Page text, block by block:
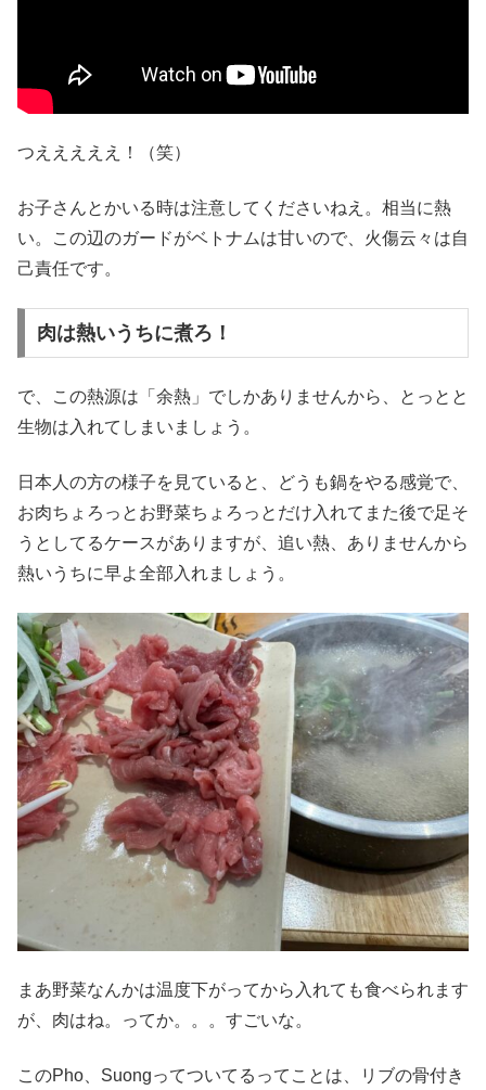
つえええええ！（笑）
お子さんとかいる時は注意してくださいねえ。相当に熱
い。この辺のガードがベトナムは甘いので、火傷云々は自
己責任です。
肉は熱いうちに煮ろ！
で、この熱源は「余熱」でしかありませんから、とっとと
生物は入れてしまいましょう。
日本人の方の様子を見ていると、どうも鍋をやる感覚で、
お肉ちょろっとお野菜ちょろっとだけ入れてまた後で足そ
うとしてるケースがありますが、追い熱、ありませんから
熱いうちに早よ全部入れましょう。
まあ野菜なんかは温度下がってから入れても食べられます
が、肉はね。ってか。。。すごいな。
このPho、Suongってついてるってことは、リブの骨付き